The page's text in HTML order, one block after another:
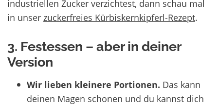
industriellen Zucker verzichtest, dann schau mal
in unser zuckerfreies Kürbiskernkipferl-Rezept.
3. Festessen – aber in deiner
Version
Wir lieben kleinere Portionen. Das kann
deinen Magen schonen und du kannst dich